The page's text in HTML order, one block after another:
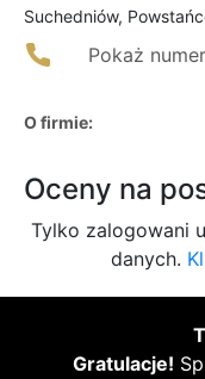
Suchedniów,
Pokaż
O firmie:
Oceny na
Tylko zalogowani
danych.
Gratulacje!